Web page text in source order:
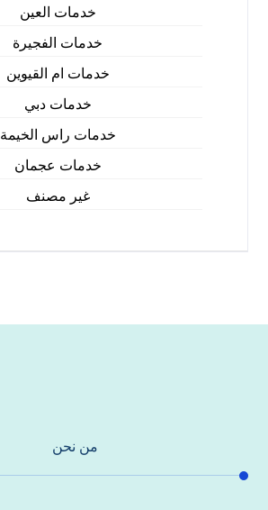
خدمات العين
خدمات الفجيرة
خدمات ام القيوين
خدمات دبي
خدمات راس الخيمة
خدمات عجمان
غير مصنف
من نحن